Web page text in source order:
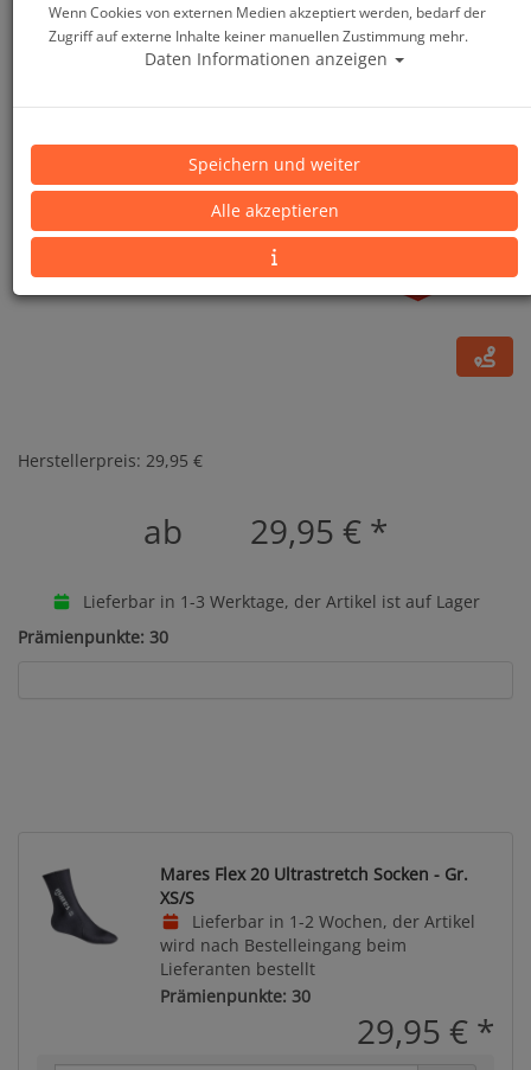
Mares Flex 20 Ultrastretch Socken
Artikelnr.: mar-422658master
Herstellerpreis: 29,95 €
ab 29,95 € *
Lieferbar in 1-3 Werktage, der Artikel ist auf Lager
Prämienpunkte: 30
Mares Flex 20 Ultrastretch Socken - Gr.
XS/S
Lieferbar in 1-2 Wochen, der Artikel
wird nach Bestelleingang beim
Lieferanten bestellt
Prämienpunkte: 30
29,95 € *
Wenn Cookies von externen Medien akzeptiert werden, bedarf der
Zugriff auf externe Inhalte keiner manuellen Zustimmung mehr.
Daten Informationen anzeigen
Speichern und weiter
Alle akzeptieren